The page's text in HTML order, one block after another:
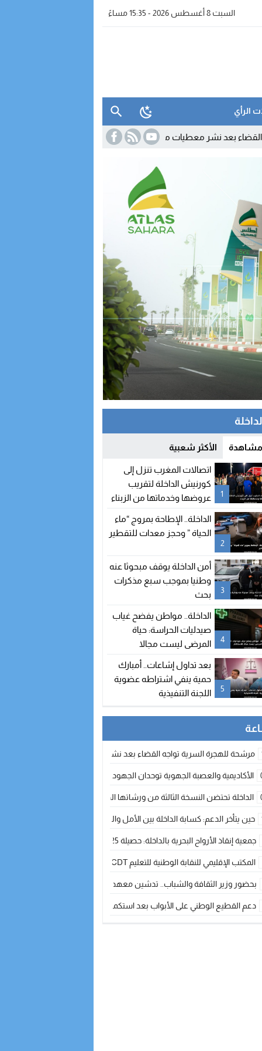
السبت 8 أغسطس 2026 - 15:35 مساءً
الرأي
مضللة 11:55 تحول دبلوماسي لافت.. كولومبيا تعلن سحب
مشاهدة الأكثر شعبية
1
اتصالات المغرب تنزل إلى
كورنيش الداخلة لتقريب
عروضها وخدماتها من الزبناء
2
الداخلة.. الإطاحة بمروج “ماء
الحياة ” وحجز معدات للتقطير
3
أمن الداخلة يوقف مبحوثا عنه
وطنيا بموجب سبع مذكرات
بحث
4
الداخلة.. مواطن يفضح غياب
صيدليات الحراسة: حياة
المرضى ليست مجالا
5
بعد تداول إشاعات.. أمبارك
حمية ينفي اشتراطه عضوية
اللجنة التنفيذية
مرشحة للهجرة السرية تواجه القضاء بعد نشر معطيات مضللة
الأكاديمية والعصبة الجهوية توحدان الجهود لتطوير الممارسة الكروية بجهة
الداخلة تحتضن النسخة الثالثة من ورشاتها الدولية: تكوين متخصص في التراث
حين يتأخر الدعم: كسابة الداخلة بين الأمل والقلق ؟
جمعية إنقاذ الأرواح البحرية بالداخلة: حصيلة 2025 بين مهام الإنقاذ ومشروع “دار البحار”
المكتب الإقليمي للنقابة الوطنية للتعليم CDT يجتمع مع المدير الإقليمي لمناقشة ملفات جوهرية لنساء ورجال التعليم
بحضور وزير الثقافة والشباب.. تدشين معهد الموسيقى والفنون الكوريغرافية بالداخلة
دعم القطيع الوطني على الأبواب بعد استكمال الترقيم… الفلاحة المغربية